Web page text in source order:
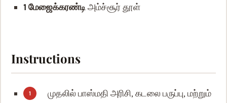
1 மேஜைக்கரண்டிஅம்ச்சூர் தூள்
Instructions
முதலில் பாஸ்மதி அரிசி, கடலை பருப்பு, மற்றும்